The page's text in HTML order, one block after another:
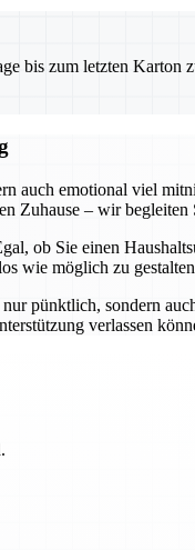
bis zum letzten Karton
auch emotional viel
Zuhause – wir begleiten
ob Sie einen
wie möglich zu
pünktlich, sondern
verlassen